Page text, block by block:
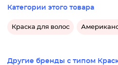
Категории этого товара
Краска для волос
Другие бренды с типом